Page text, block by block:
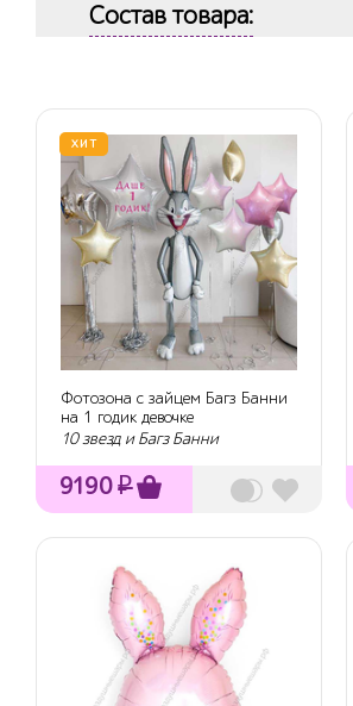
Состав товара:
ХИТ
Фотозона с зайцем Багз Банни
на 1 годик девочке
10 звезд и Багз Банни
9190₽